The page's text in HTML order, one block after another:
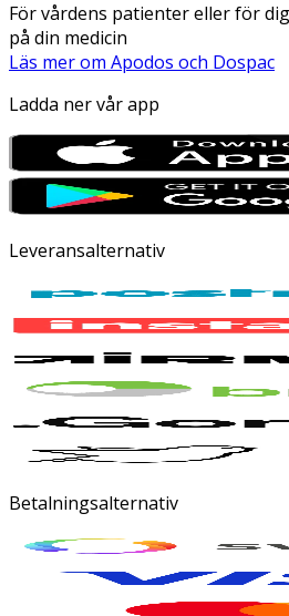
För vårdens patienter eller för
på din medicin
Läs mer om Apodos och Dospac
Ladda ner vår app
Leveransalternativ
Betalningsalternativ